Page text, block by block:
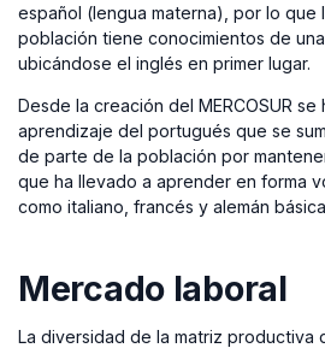
español (lengua materna), por lo que
población tiene conocimientos de
ubicándose el inglés en primer lugar.
Desde la creación del MERCOSUR se
aprendizaje del portugués que se
de parte de la población por
que ha llevado a aprender en forma
como italiano, francés y alemán
Mercado laboral
La diversidad de la matriz productiva